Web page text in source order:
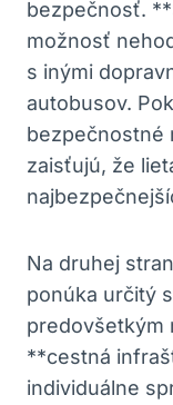
bezpečnosť.
možnosť
s inými
autobusov.
bezpečnostné
zaisťujú, že
Na druhej
ponúka určitý
predovšetkým
**cestná
individuálne